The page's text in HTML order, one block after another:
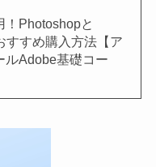
！Photoshopと
すすめ購入方法【ア
ルAdobe基礎コー